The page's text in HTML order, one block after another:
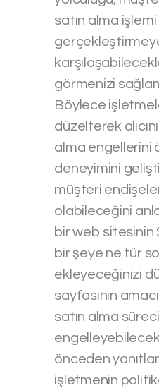
satın alma işlemi
görmenizi
Böylece
düzelterek
alma engellerini
deneyimini
müşteri
olabileceğini
bir web sitesinin
bir şeye ne tür
ekleyeceğinizi
sayfasının
satın alma
engelleyebilecek
önceden
işletmenin